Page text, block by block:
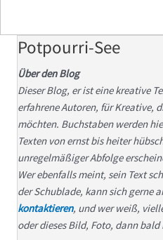
Potpourri-See
Über den Blog
Dieser Blog, er ist eine kreative
erfahrene Autoren, für Kreative,
möchten. Buchstaben werden
Texten von ernst bis heiter
unregelmäßiger Abfolge
Wer ebenfalls meint, sein Text
der Schublade, kann sich gerne
kontaktieren, und wer weiß,
oder dieses Bild, Foto, dann bald